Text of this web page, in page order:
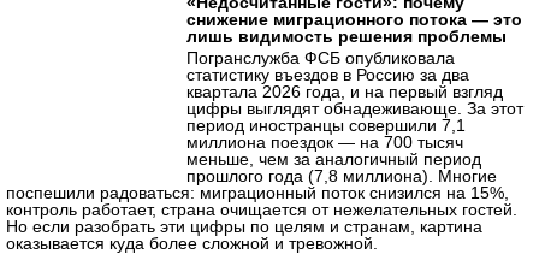
снижение миграционного потока — это
лишь видимость решения проблемы
Погранслужба ФСБ опубликовала
статистику въездов в Россию за два
квартала 2026 года, и на первый взгляд
цифры выглядят обнадеживающе. За этот
период иностранцы совершили 7,1
миллиона поездок — на 700 тысяч
меньше, чем за аналогичный период
прошлого года (7,8 миллиона). Многие
поспешили радоваться: миграционный поток снизился на 15%,
контроль работает, страна очищается от нежелательных гостей.
Но если разобрать эти цифры по целям и странам, картина
оказывается куда более сложной и тревожной.